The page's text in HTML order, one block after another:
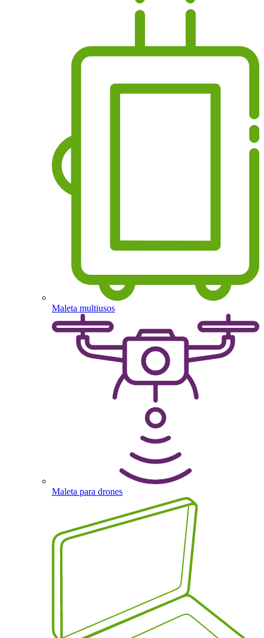
Maleta multiusos
Maleta para drones